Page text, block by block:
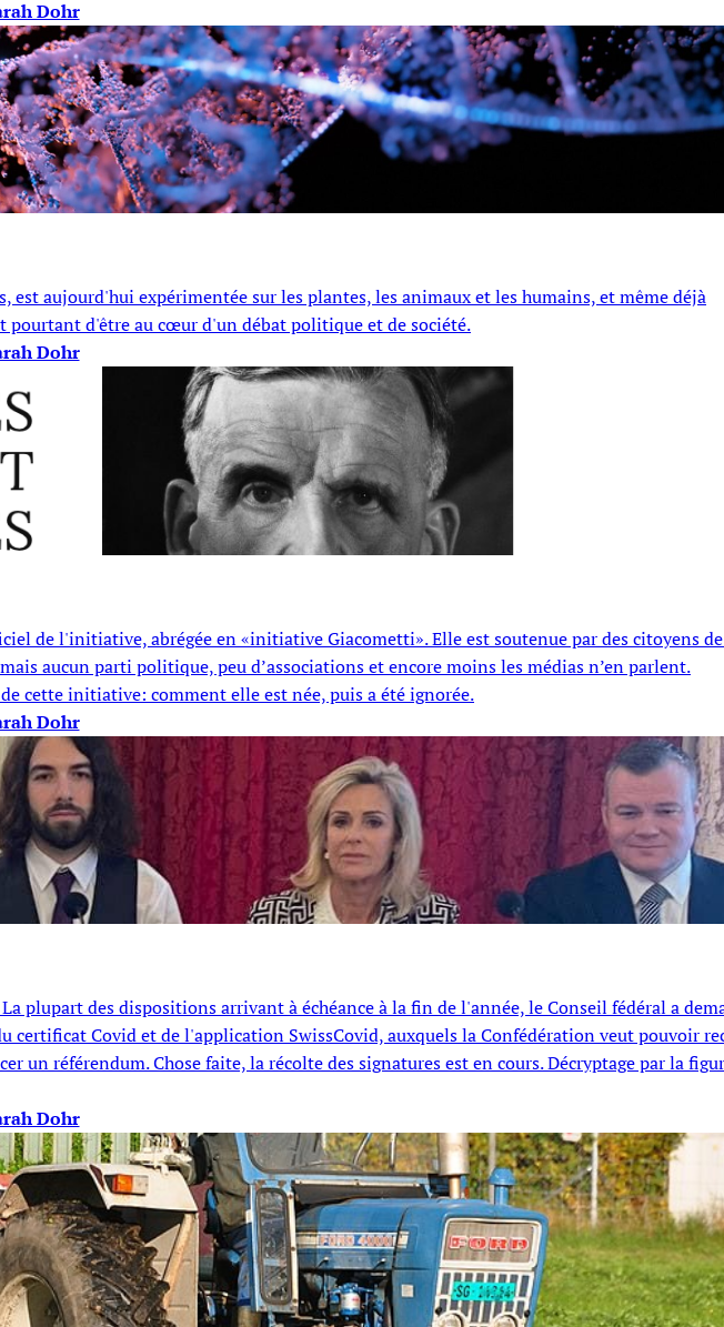
Dohr
aujourd'hui expérimentée sur les plantes, les animaux et les humains, et même déjà
pourtant d'être au cœur d'un débat politique et de société.
Dohr
de l'initiative, abrégée en «initiative Giacometti». Elle est soutenue par des citoyens
aucun parti politique, peu d’associations et encore moins les médias n’en parlent.
cette initiative: comment elle est née, puis a été ignorée.
Dohr
plupart des dispositions arrivant à échéance à la fin de l'année, le Conseil fédéral a
Covid et de l'application SwissCovid, auxquels la Confédération veut pouvoir
un référendum. Chose faite, la récolte des signatures est en cours. Décryptage par la
Dohr